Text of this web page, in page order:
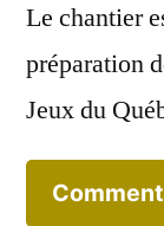
Le chantier
préparation
Jeux du